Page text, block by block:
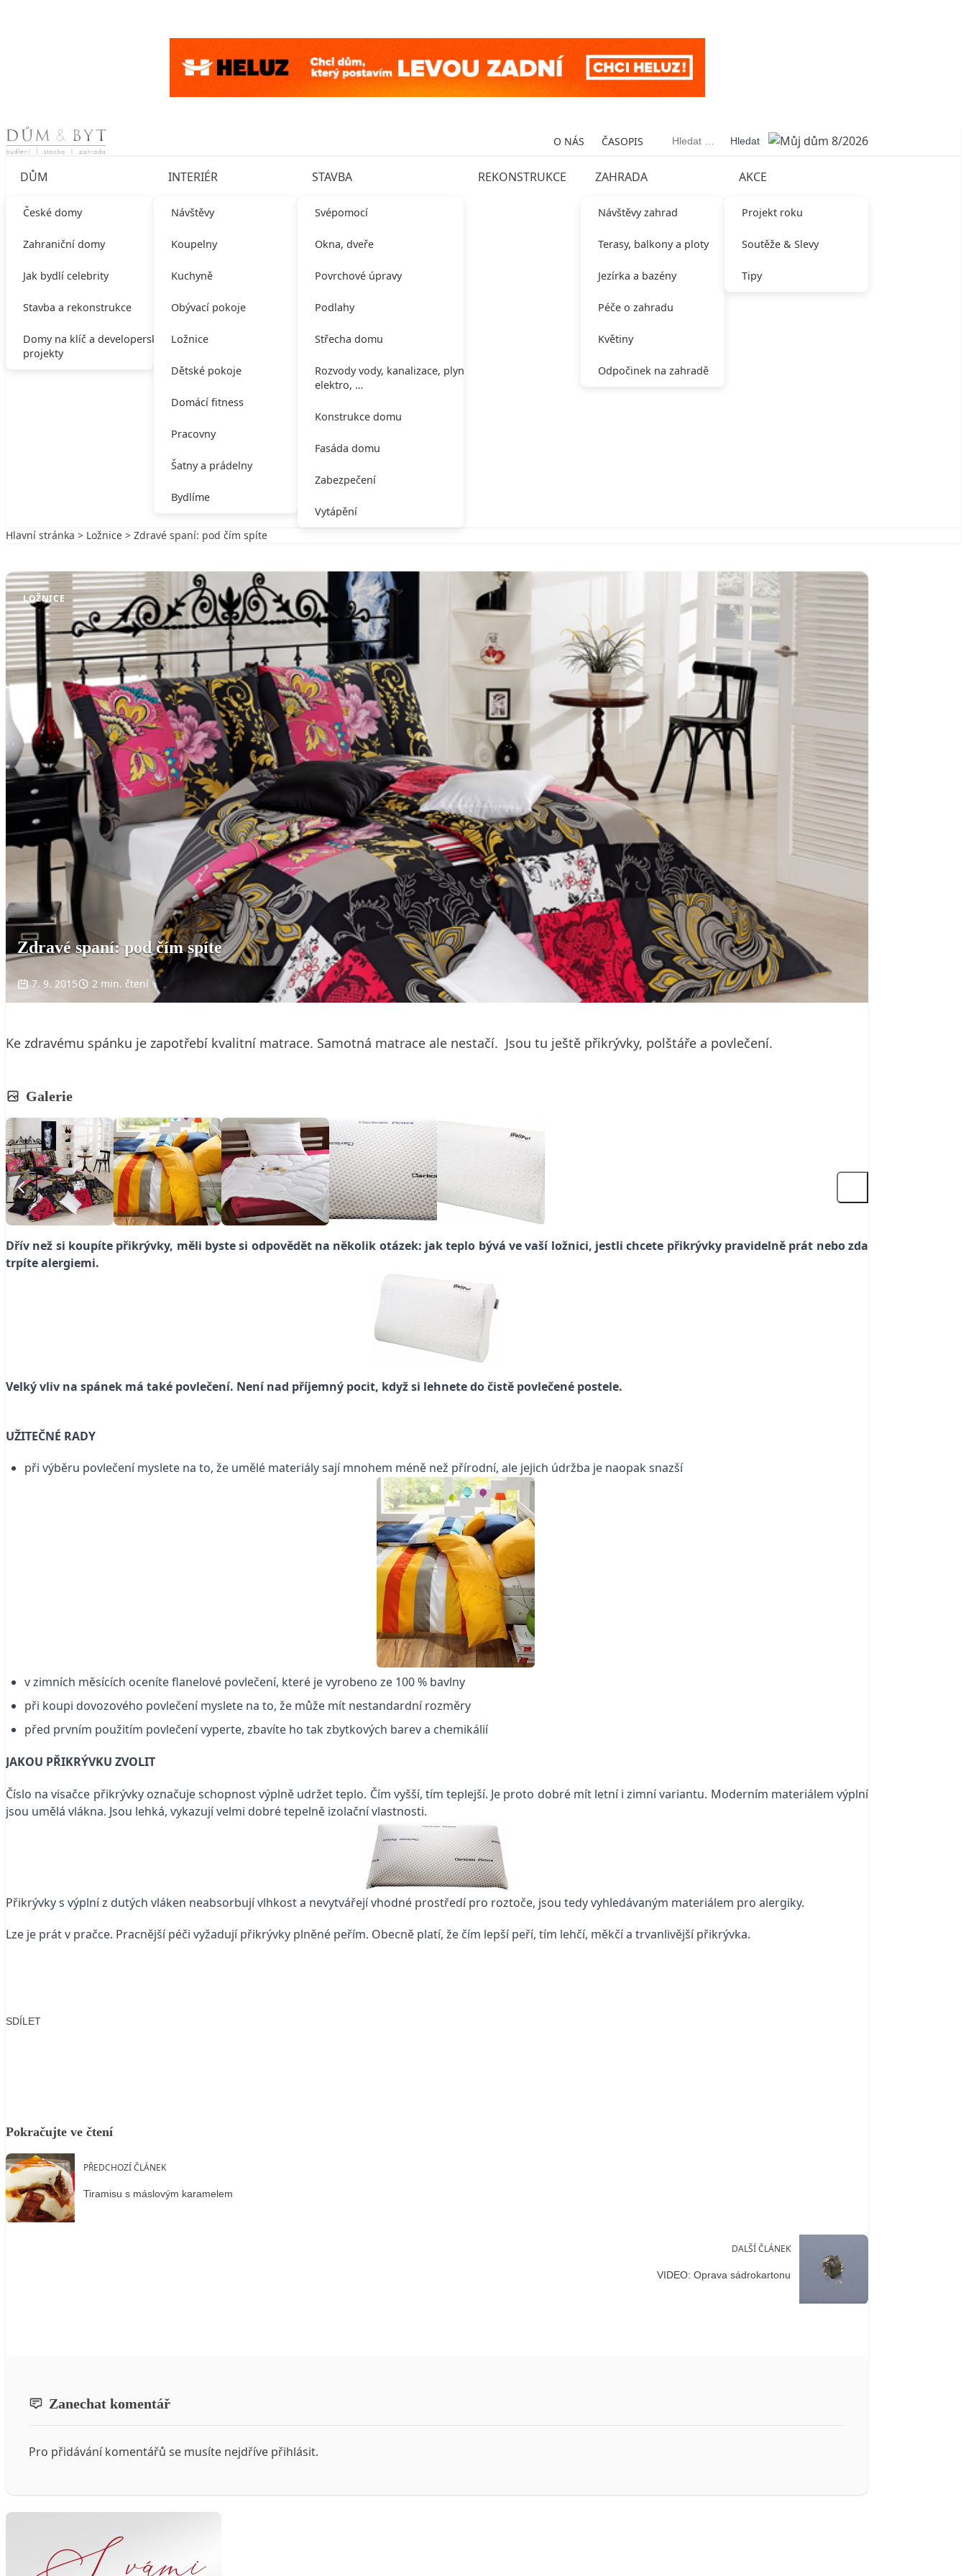
Skip to content O NÁS ČASOPIS Vyhledávání
DŮM
České domy
Zahraniční domy
Jak bydlí celebrity
Stavba a rekonstrukce
Domy na klíč a developerské
projekty
INTERIÉR
Návštěvy
Koupelny
Kuchyně
Obývací pokoje
Ložnice
Dětské pokoje
Domácí fitness
Pracovny
Šatny a prádelny
Bydlíme
STAVBA
Svépomocí
Okna, dveře
Povrchové úpravy
Podlahy
Střecha domu
Rozvody vody, kanalizace, plynu,
elektro, …
Konstrukce domu
Fasáda domu
Zabezpečení
Vytápění
REKONSTRUKCE ZAHRADA
Návštěvy zahrad
Terasy, balkony a ploty
Jezírka a bazény
Péče o zahradu
Květiny
Odpočinek na zahradě
AKCE
Projekt roku
Soutěže & Slevy
Tipy
Hlavní stránka > Ložnice > Zdravé spaní: pod čím spíte
LOŽNICE
Zdravé spaní: pod čím spíte
7. 9. 2015 2 min. čtení
Ke zdravému spánku je zapotřebí kvalitní matrace. Samotná matrace ale nestačí. Jsou tu ještě přikrývky, polštáře a povlečení.
Galerie
Dřív než si koupíte přikrývky, měli byste si odpovědět na několik otázek: jak teplo bývá ve vaší ložnici, jestli chcete přikrývky pravidelně prát nebo zda
trpíte alergiemi.
Velký vliv na spánek má také povlečení. Není nad příjemný pocit, když si lehnete do čistě povlečené postele.
UŽITEČNÉ RADY
při výběru povlečení myslete na to, že umělé materiály sají mnohem méně než přírodní, ale jejich údržba je naopak snazší
v zimních měsících oceníte flanelové povlečení, které je vyrobeno ze 100 % bavlny
při koupi dovozového povlečení myslete na to, že může mít nestandardní rozměry
před prvním použitím povlečení vyperte, zbavíte ho tak zbytkových barev a chemikálií
JAKOU PŘIKRÝVKU ZVOLIT
Číslo na visačce přikrývky označuje schopnost výplně udržet teplo. Čím vyšší, tím teplejší. Je proto dobré mít letní i zimní variantu. Moderním materiálem výplní
jsou umělá vlákna. Jsou lehká, vykazují velmi dobré tepelně izolační vlastnosti.
Přikrývky s výplní z dutých vláken neabsorbují vlhkost a nevytvářejí vhodné prostředí pro roztoče, jsou tedy vyhledávaným materiálem pro alergiky.
Lze je prát v pračce. Pracnější péči vyžadují přikrývky plněné peřím. Obecně platí, že čím lepší peří, tím lehčí, měkčí a trvanlivější přikrývka.
SDÍLET
Pokračujte ve čtení
PŘEDCHOZÍ ČLÁNEK
Tiramisu s máslovým karamelem
DALŠÍ ČLÁNEK
VIDEO: Oprava sádrokartonu
Zanechat komentář
Pro přidávání komentářů se musíte nejdříve přihlásit.